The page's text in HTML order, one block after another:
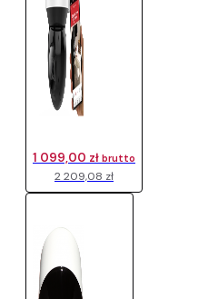
2 209,08 zł
1 099,00 zł brutto